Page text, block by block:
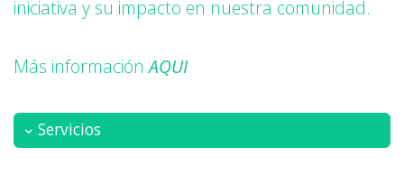
iniciativa y su impacto en nuestra comunidad.
Más informaciónAQUI
Servicios